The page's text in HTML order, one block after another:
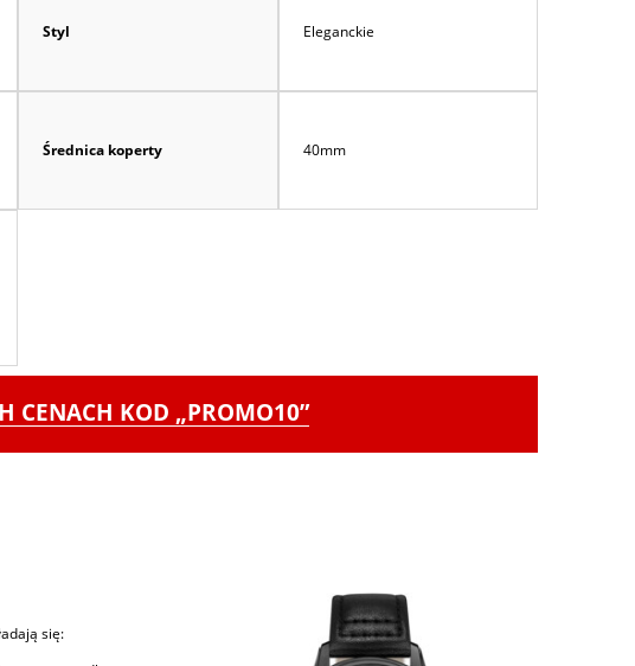
Styl Eleganckie
Średnica koperty 40mm
CENACH KOD „PROMO10”
się: